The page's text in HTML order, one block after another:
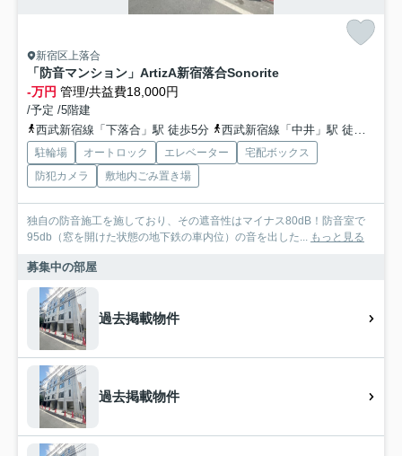
新宿区上落合
「防音マンション」ArtizA新宿落合Sonorite
-万円 管理/共益費18,000円
/予定 /5階建
西武新宿線「下落合」駅 徒歩5分
西武新宿線「中井」駅 徒歩6分
駐輪場 オートロック エレベーター
宅配ボックス
防犯カメラ
敷地内ごみ置き場
独自の防音施工を施しており、その遮音性はマイナス80dB！防音室で
95db（窓を開けた状態の地下鉄の車内位）の音を出した... もっと見る
募集中の部屋
過去掲載物件
過去掲載物件